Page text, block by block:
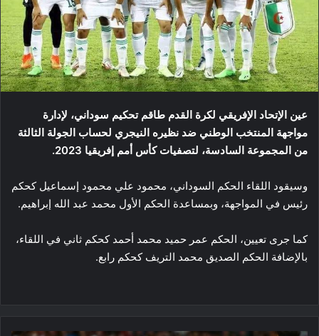
عين الإتحاد الإفريقي لكرة القدم طاقم تحكيم سوداني، لإدارة
مواجهة المنتخب الوطني ضد نظيره النيجري لحساب الجولة الثالثة
من المجموعة السادسة، لتصفيات كأس أمم إفريقيا 2023.
وسيقود اللقاء الحكم السوداني، محمود علي محمود إسماعيل كحكم
رئيس في المواجهة، وبمساعدة الحكم الأول محمد عبد الله إبراهيم.
كما جرى تعيين، الحكم عمر حميد محمد أحمد كحكم ثاني في اللقاء،
بالإضافة الحكم الصديق محمد التريف كحكم رابع.